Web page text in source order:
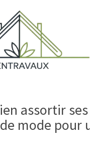
assortir ses
mode pour